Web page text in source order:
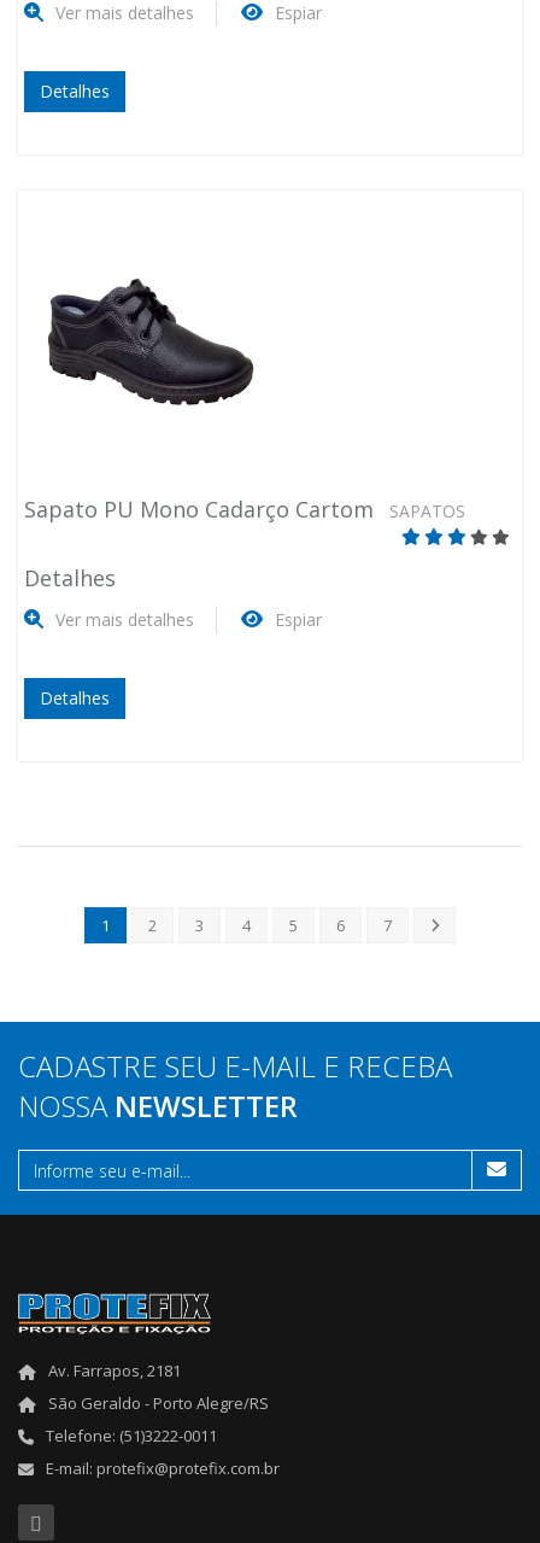
Ver mais detalhes Espiar
Detalhes
Sapato PU Mono Cadarço Cartom SAPATOS
Detalhes
Ver mais detalhes Espiar
Detalhes
1 2 3 4 5 6 7
CADASTRE SEU E-MAIL E RECEBA
NOSSA NEWSLETTER
Av. Farrapos, 2181
São Geraldo - Porto Alegre/RS
Telefone: (51)3222-0011
E-mail: protefix@protefix.com.br